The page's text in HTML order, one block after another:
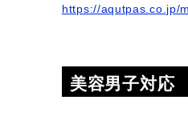
https://aqutpas.co.jp/
美容男子対応